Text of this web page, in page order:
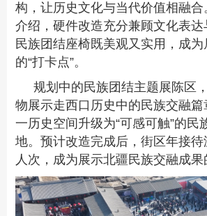
构，让历史文化与当代价值相融合
介绍，硬件改造充分兼顾文化表
民族团结座椅既美观又实用，成
的“打卡点”。
规划中的民族团结主题展陈区
物展示走西口历史中的民族交融
一历史空间升级为“可感可触”的民
地。预计改造完成后，街区年接
人次，成为展示北疆民族交融成果